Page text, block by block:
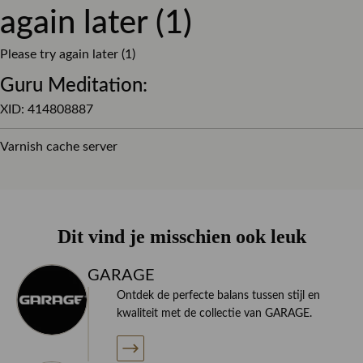
katoen en 5% elastaan. Hierdoor hebben deze shirts een
hoog draagcomfort. De shirts hebben een body fit
waardoor ze bij uitstek geschikt zijn om bijvoorbeeld
shirts.
Dit vind je misschien ook leuk
GARAGE
Ontdek de perfecte balans tussen stijl en
kwaliteit met de collectie van GARAGE.
again later (1)
Please try again later (1)
Guru Meditation:
XID: 414808887
Varnish cache server